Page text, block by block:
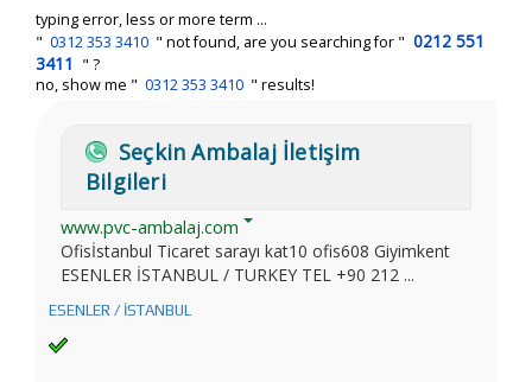
typing error, less or more term ...
" 0312 353 3410 " not found, are you searching for " 0212 551
3411 " ?
no, show me " 0312 353 3410 " results!
Seçkin Ambalaj İletişim
Bilgileri
www.pvc-ambalaj.com
Ofisİstanbul Ticaret sarayı kat10 ofis608 Giyimkent
ESENLER İSTANBUL / TURKEY TEL +90 212 ...
ESENLER / İSTANBUL